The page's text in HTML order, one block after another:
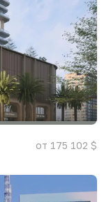
от 175 102 $